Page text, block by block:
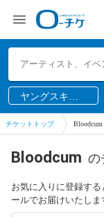
ヤングスキニ
ー
チケットトップ Bloodcum
Bloodcum の
お気に入りに登録す
ールでお届けいたしま